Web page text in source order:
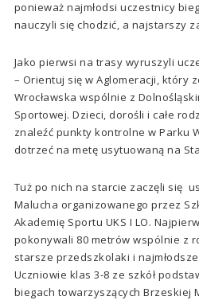
ponieważ najmłodsi uczestnicy
nauczyli się chodzić, a najstarszy
Jako pierwsi na trasy wyruszyli
– Orientuj się w Aglomeracji, który
Wrocławska wspólnie z
Sportowej. Dzieci, dorośli i całe
znaleźć punkty kontrolne w Parku
dotrzeć na metę usytuowaną na
Tuż po nich na starcie zaczęli się
Malucha organizowanego przez
Akademię Sportu UKS I LO.
pokonywali 80 metrów wspólnie z
starsze przedszkolaki i
Uczniowie klas 3-8 ze szkół
biegach towarzyszących Brzeskiej